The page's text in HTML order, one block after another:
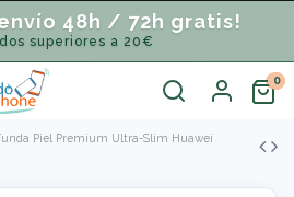
48h / 72h gratis!
superiores a 20€
Piel Premium Ultra-Slim Huawei